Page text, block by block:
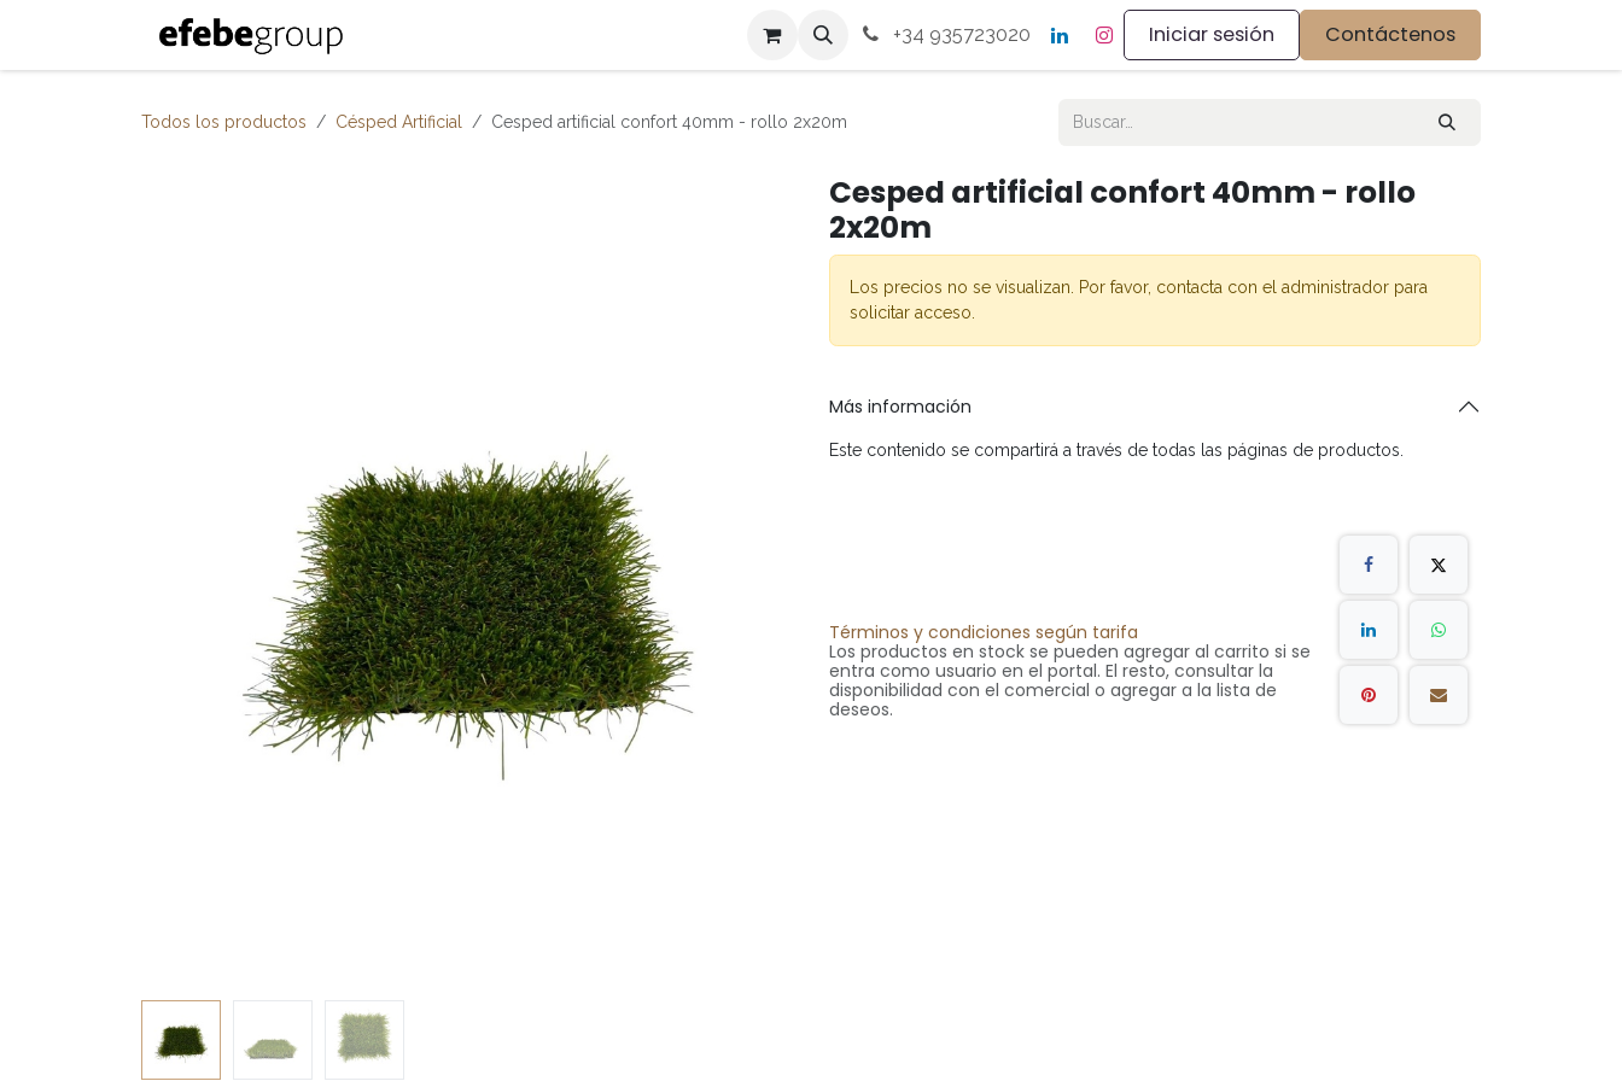
Contacto +34 935723020 Iniciar sesión Contáctenos
Todos los productos Césped Artificial Cesped artificial confort 40mm - rollo 2x20m
Cesped artificial confort 40mm - rollo
2x20m
Los precios no se visualizan. Por favor, contacta con el administrador para
solicitar acceso.
Más información
Este contenido se compartirá a través de todas las páginas de productos.
Términos y condiciones según tarifa
Los productos en stock se pueden agregar al carrito si se
entra como usuario en el portal. El resto, consultar la
disponibilidad con el comercial o agregar a la lista de
deseos.